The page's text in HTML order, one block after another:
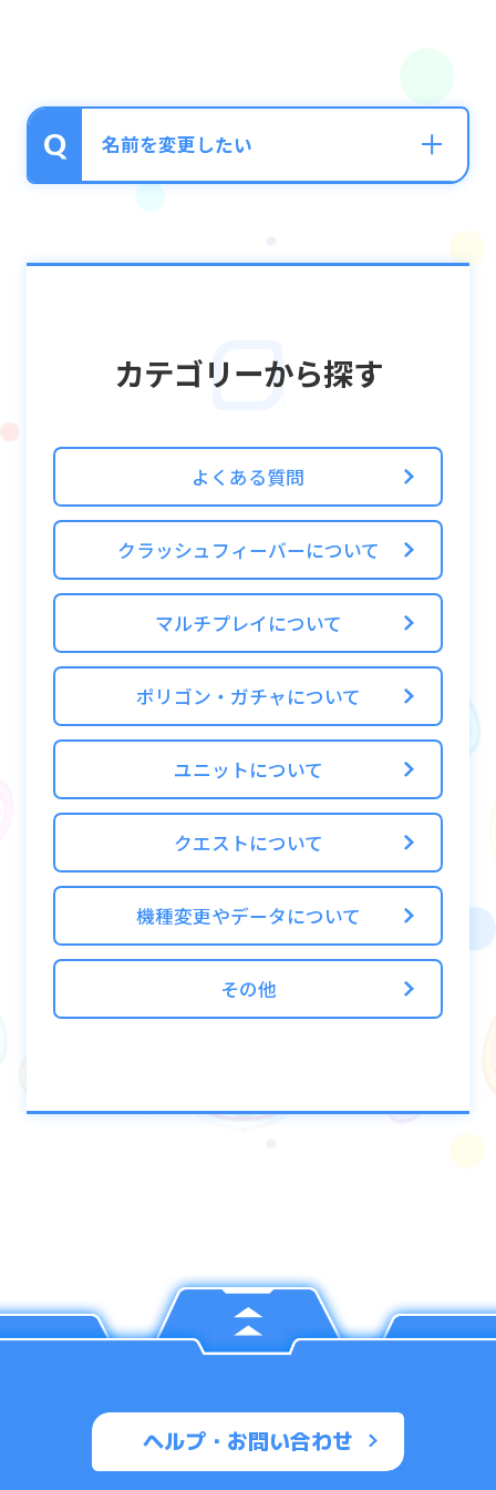
名前を変更したい
す。
2.「設定」→「名前変更」を選択する
カテゴリーから探す
よくある質問
クラッシュフィーバーについて
マルチプレイについて
ポリゴン・ガチャについて
ユニットについて
クエストについて
機種変更やデータについて
その他
ヘルプ・お問い合わせ